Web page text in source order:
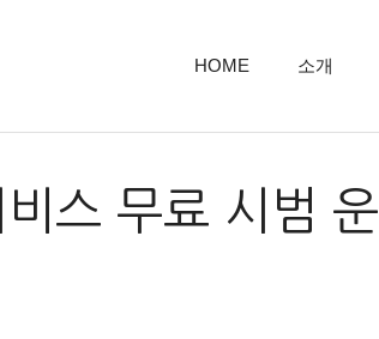
HOME 소개
스 무료 시범 운